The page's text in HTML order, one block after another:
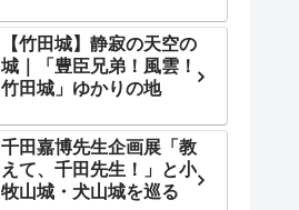
【竹田城】静寂の天空の
城｜「豊臣兄弟！風雲！
竹田城」ゆかりの地
千田嘉博先生企画展「教
えて、千田先生！」と小
牧山城・犬山城を巡る